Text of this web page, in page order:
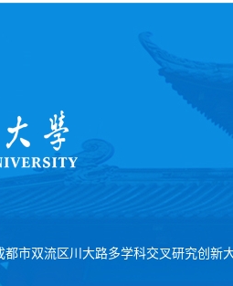
市双流区川大路多学科交叉研究创新